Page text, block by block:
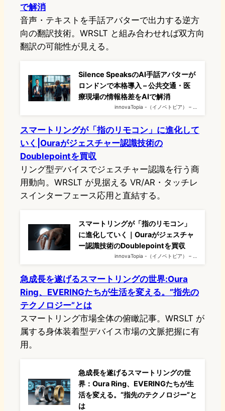
で解消
音声・テキストを手話アバターで出力する逆方
向の翻訳技術。WRSLT と組み合わせれば双方向
翻訳の可能性が見える。
Silence SpeaksのAI手話アバターが
ロンドンで本格導入 – 公共交通・医
療現場の情報格差をAIで解消
innovaTopia -（イノベトピア） – …
スマートリングが「指のリモコン」に進化して
いく|Ouraがジェスチャー認識技術の
Doublepointを買収
リング型デバイスでジェスチャー認識を行う商
用動向。WRSLT が見据える VR/AR・タッチレ
スインターフェース応用と直結する。
スマートリングが「指のリモコン」
に進化していく｜Ouraがジェスチャ
ー認識技術のDoublepointを買収
innovaTopia -（イノベトピア） – …
急成長を遂げるスマートリングの世界:Oura
Ring、EVERINGたちが生活を変える。”指先の
テクノロジー”とは
スマートリング市場全体の俯瞰記事。WRSLT が
属する身体装着型デバイス市場の文脈把握に有
用。
急成長を遂げるスマートリングの世
界：Oura Ring、EVERINGたちが生
活を変える。“指先のテクノロジー”と
は